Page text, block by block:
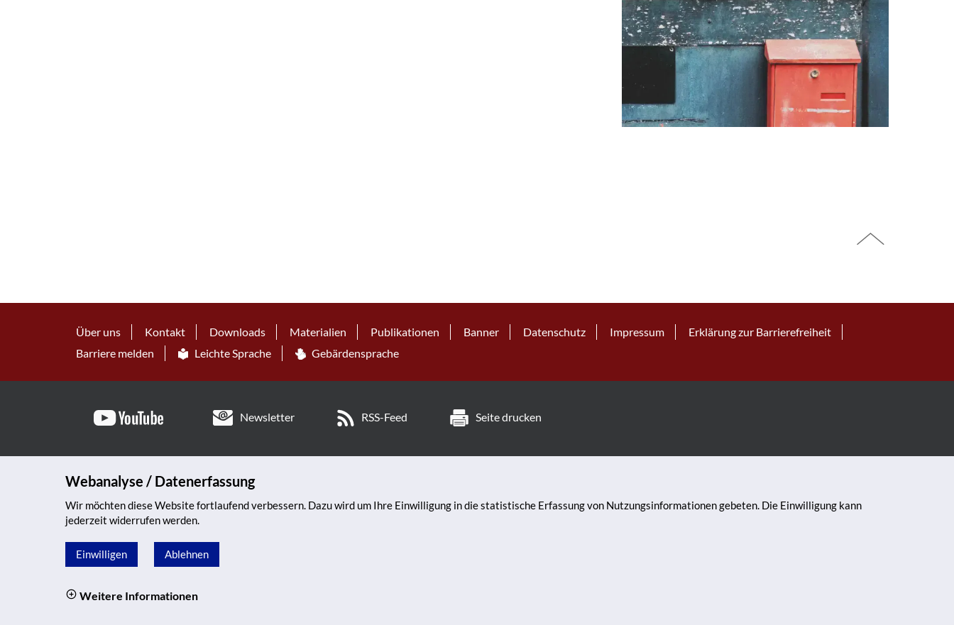
Über uns Kontakt Downloads Materialien Publikationen Banner Datenschutz Impressum
Erklärung zur Barrierefreiheit
Barriere melden
Leichte Sprache Gebärdensprache
Newsletter RSS-Feed Seite drucken
Webanalyse / Datenerfassung
Wir möchten diese Website fortlaufend verbessern. Dazu wird um Ihre Einwilligung in die statistische Erfassung von Nutzungsinformationen gebeten. Die Einwilligung kann
jederzeit widerrufen werden.
Einwilligen Ablehnen
Weitere Informationen